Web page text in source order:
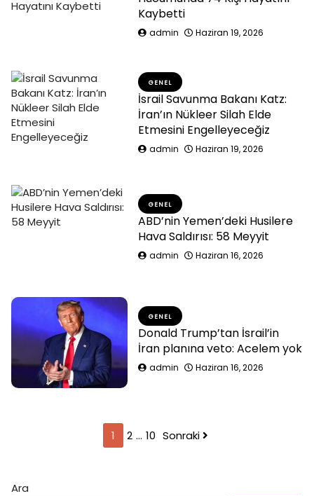
Kaybetti
admin Haziran 19, 2026
GENEL
İsrail Savunma Bakanı Katz:
İran’ın Nükleer Silah Elde
Etmesini Engelleyeceğiz
admin Haziran 19, 2026
GENEL
ABD’nin Yemen’deki Husilere
Hava Saldırısı: 58 Meyyit
admin Haziran 16, 2026
GENEL
Donald Trump’tan İsrail’in
İran planına veto: Acelem yok
admin Haziran 16, 2026
1 2 … 10 Sonraki
Ara